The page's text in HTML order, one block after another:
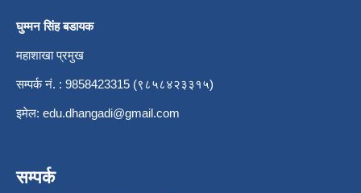
घुम्मन सिंह बडायक
महाशाखा प्रमुख
सम्पर्क नं. : 9858423315 (९८५८४२३३१५)
इमेल: edu.dhangadi@gmail.com
सम्पर्क